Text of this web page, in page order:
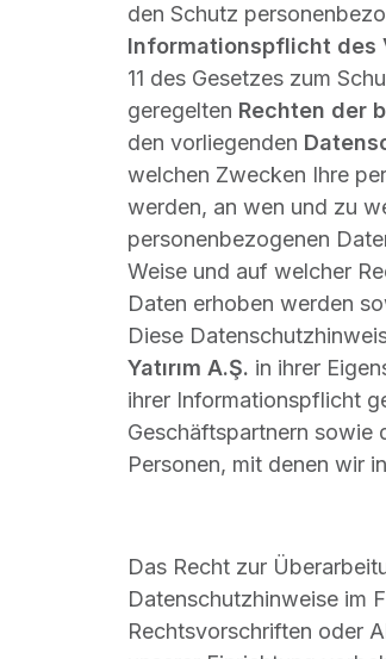
den Schutz
Informationspflicht des
11 des Gesetzes zum
geregelten Rechten der
den vorliegenden
welchen Zwecken Ihre
werden, an wen und zu
personenbezogenen
Weise und auf welcher
Daten erhoben werden
Diese
Yatırım A.Ş. in ihrer
ihrer Informationspflicht
Geschäftspartnern sowie
Personen, mit denen wir
Das Recht zur
Datenschutzhinweise im
Rechtsvorschriften oder